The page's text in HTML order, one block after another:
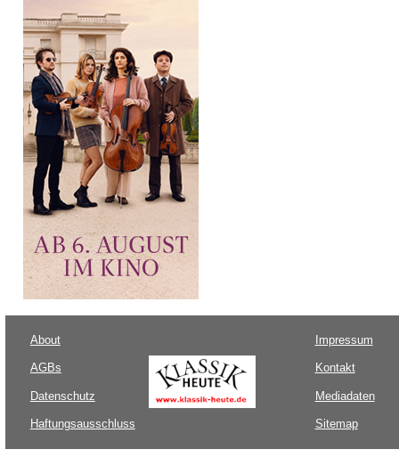
About
AGBs
Datenschutz
Haftungsausschluss
Impressum
Kontakt
Mediadaten
Sitemap